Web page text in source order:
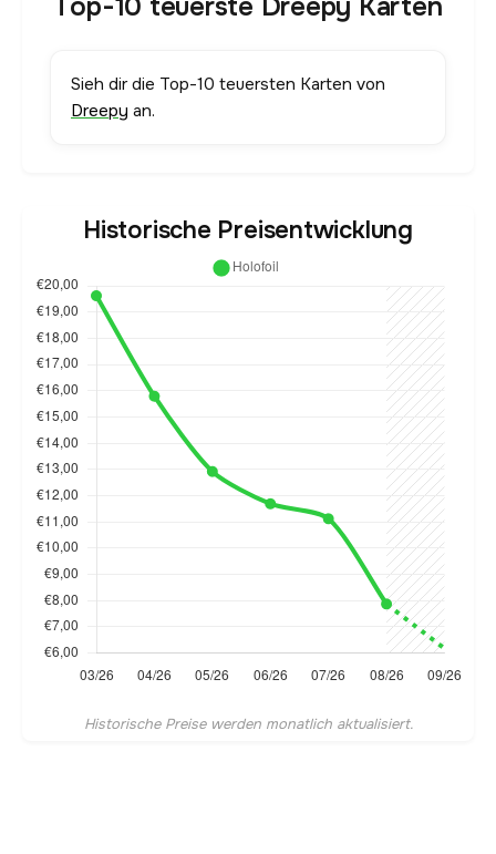
Top-10 teuerste Dreepy Karten
Sieh dir die Top-10 teuersten Karten von
Dreepy an.
Historische Preisentwicklung
Historische Preise werden monatlich aktualisiert.